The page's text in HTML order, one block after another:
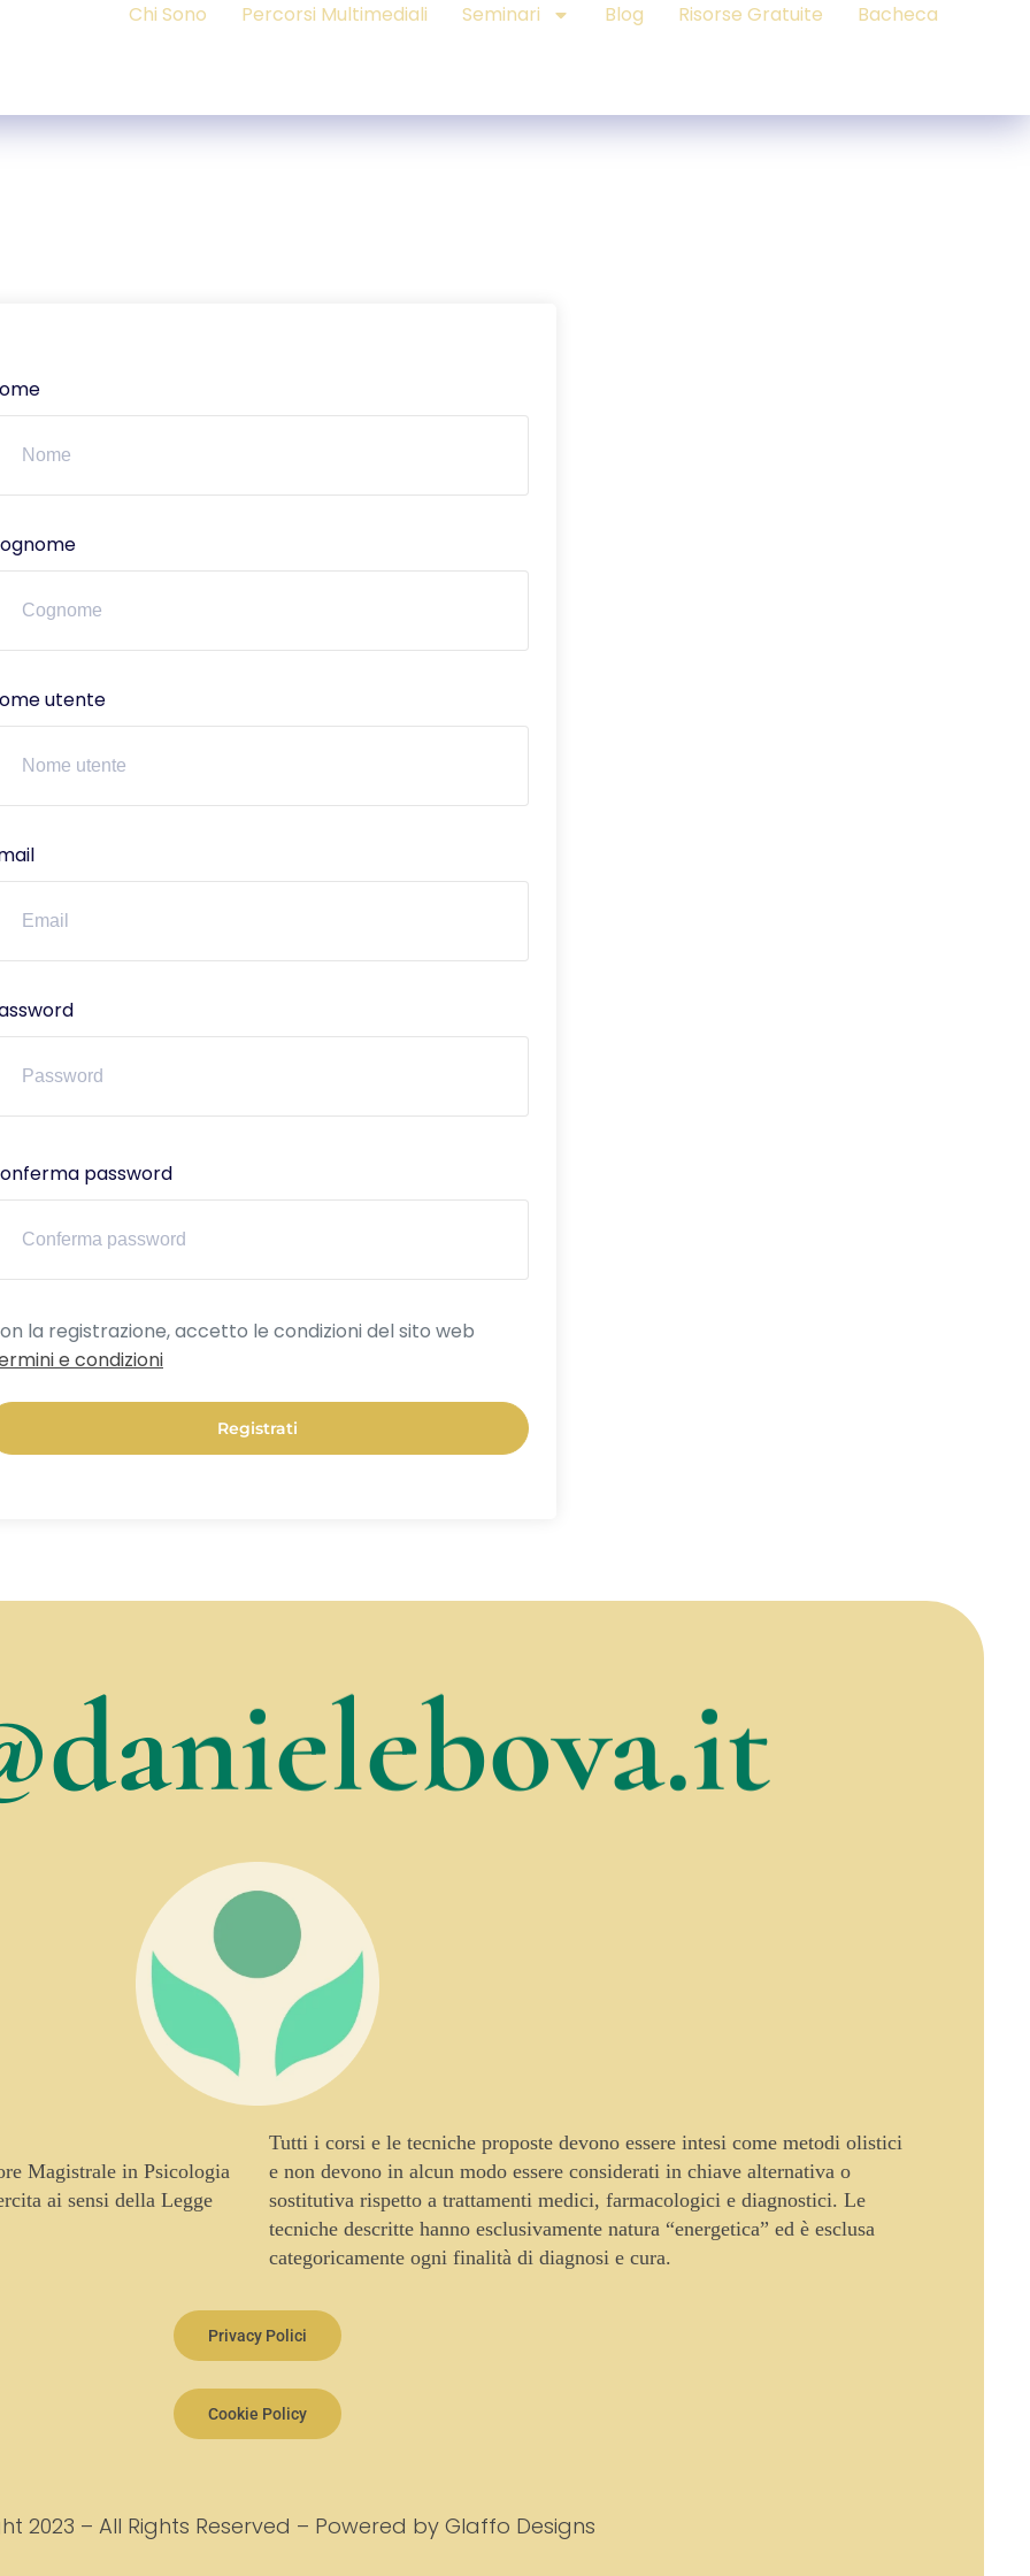
Chi Sono Percorsi Multimediali Seminari Blog Risorse Gratuite Bacheca
utente
password
la registrazione, accetto le condizioni del sito web
e condizioni
Registrati
Magistrale in Psicologia
ai sensi della Legge
Tutti i corsi e le tecniche proposte devono essere intesi come metodi olistici
e non devono in alcun modo essere considerati in chiave alternativa o
sostitutiva rispetto a trattamenti medici, farmacologici e diagnostici. Le
tecniche descritte hanno esclusivamente natura “energetica” ed è esclusa
categoricamente ogni finalità di diagnosi e cura.
Privacy Polici
Cookie Policy
2023 – All Rights Reserved – Powered by Glaffo Designs